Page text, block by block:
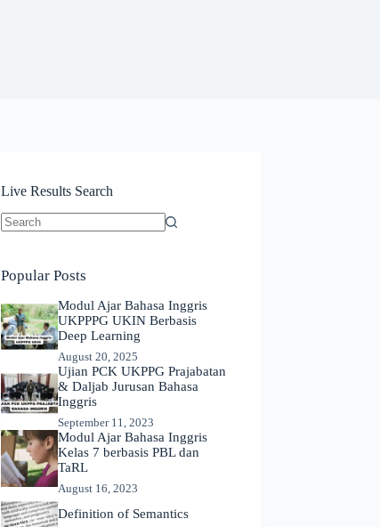
Live Results Search
Popular Posts
Modul Ajar Bahasa Inggris
UKPPPG UKIN Berbasis
Deep Learning
August 20, 2025
Ujian PCK UKPPG Prajabatan
& Daljab Jurusan Bahasa
Inggris
September 11, 2023
Modul Ajar Bahasa Inggris
Kelas 7 berbasis PBL dan
TaRL
August 16, 2023
Definition of Semantics